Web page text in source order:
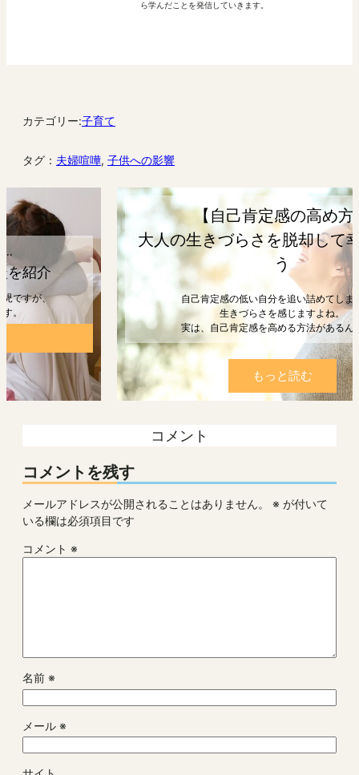
ら学んだことを発信していきます。
カテゴリー:子育て
タグ： 夫婦喧嘩, 子供への影響
【自己肯定感の高め方】
大人の生きづらさを脱却して幸せになろ
う
自己肯定感の低い自分を追い詰めてしまうと、
生きづらさを感じますよね。
実は、自己肯定感を高める方法があるんです。
もっと読む
コメント
コメントを残す
メールアドレスが公開されることはありません。 ※ が付いて
いる欄は必須項目です
コメント ※
名前 ※
メール ※